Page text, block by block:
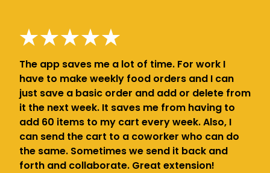
The app saves me a lot of time. For work I
have to make weekly food orders and I can
just save a basic order and add or delete from
it the next week. It saves me from having to
add 60 items to my cart every week. Also, I
can send the cart to a coworker who can do
the same. Sometimes we send it back and
forth and collaborate. Great extension!